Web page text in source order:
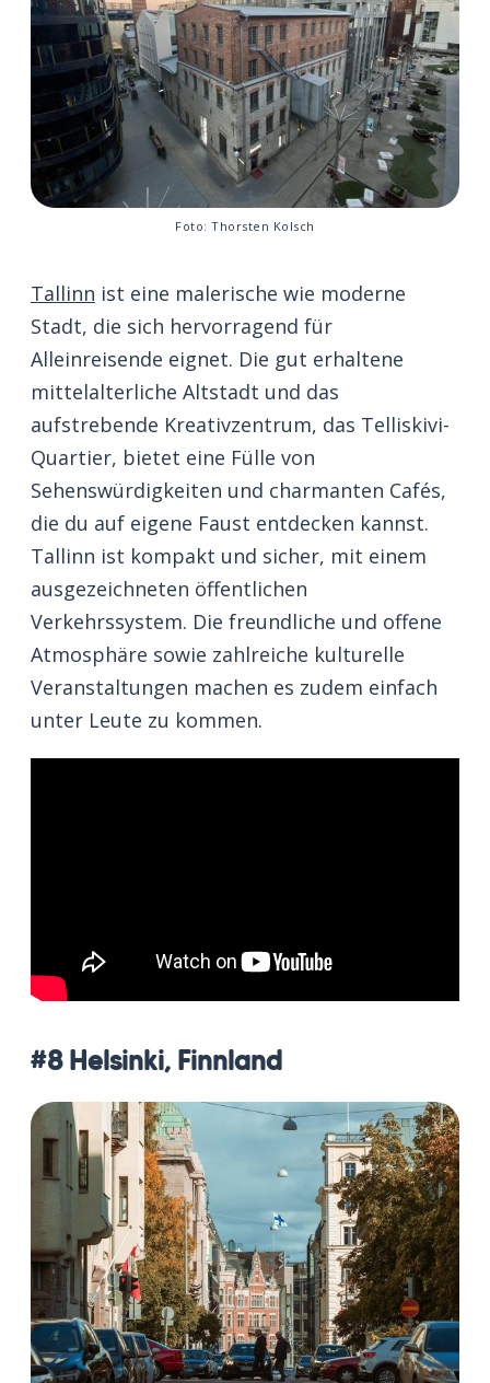
Foto: Thorsten Kolsch
Tallinn ist eine malerische wie moderne
Stadt, die sich hervorragend für
Alleinreisende eignet. Die gut erhaltene
mittelalterliche Altstadt und das
aufstrebende Kreativzentrum, das Telliskivi-
Quartier, bietet eine Fülle von
Sehenswürdigkeiten und charmanten Cafés,
die du auf eigene Faust entdecken kannst.
Tallinn ist kompakt und sicher, mit einem
ausgezeichneten öffentlichen
Verkehrssystem. Die freundliche und offene
Atmosphäre sowie zahlreiche kulturelle
Veranstaltungen machen es zudem einfach
unter Leute zu kommen.
#8 Helsinki, Finnland